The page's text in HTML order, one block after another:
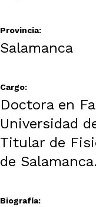
Provincia:
Salamanca
Cargo:
Doctora en
Universidad
Titular de
de Salamanca.
Biografía: